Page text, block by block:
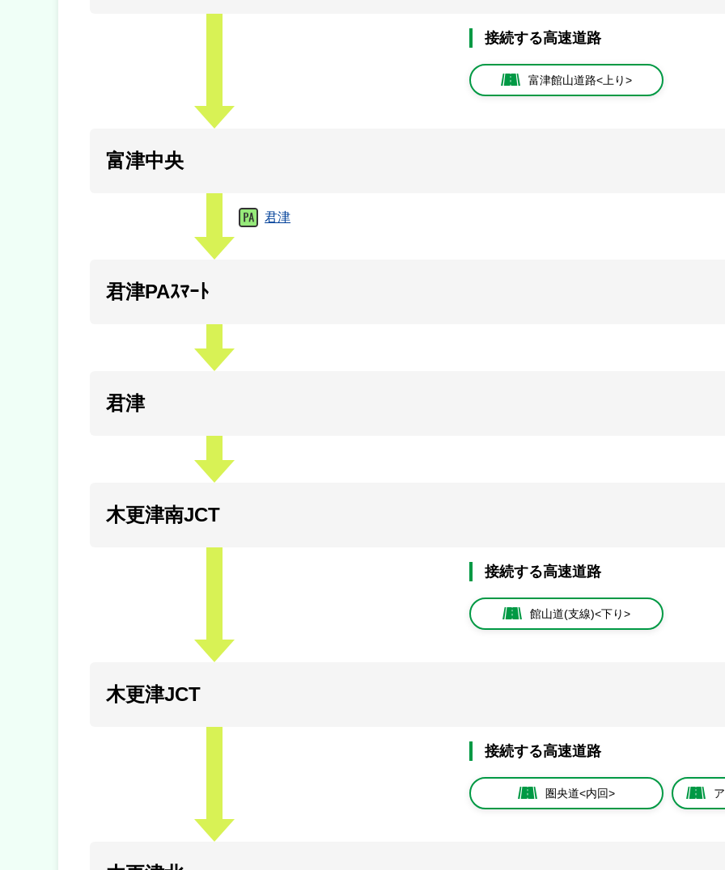
接続する高速道路
富津館山道路<上り>
富津中央
君津
君津PAｽﾏｰﾄ
君津
木更津南JCT
接続する高速道路
館山道(支線)<下り>
木更津JCT
接続する高速道路
圏央道<内回>